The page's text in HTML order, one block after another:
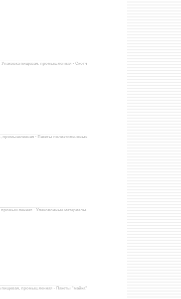
Упаковка пищевая, промышленная - Скотч
промышленная - Пакеты полиэтиленовые
промышленная - Упаковочные материалы.
пищевая, промышленная - Пакеты "майка"